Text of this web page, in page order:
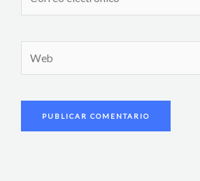
electrónico*